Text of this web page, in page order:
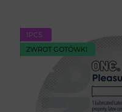
1PСS.
ZWROT GOTÓWKI